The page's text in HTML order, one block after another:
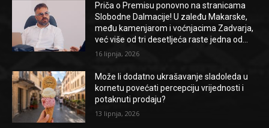
Priča o Premisu ponovno na stranicama
Slobodne Dalmacije! U zaleđu Makarske,
među kamenjarom i voćnjacima Zadvarja,
već više od tri desetljeća raste jedna od...
16 lipnja, 2026
Može li dodatno ukrašavanje sladoleda u
kornetu povećati percepciju vrijednosti i
potaknuti prodaju?
13 lipnja, 2026